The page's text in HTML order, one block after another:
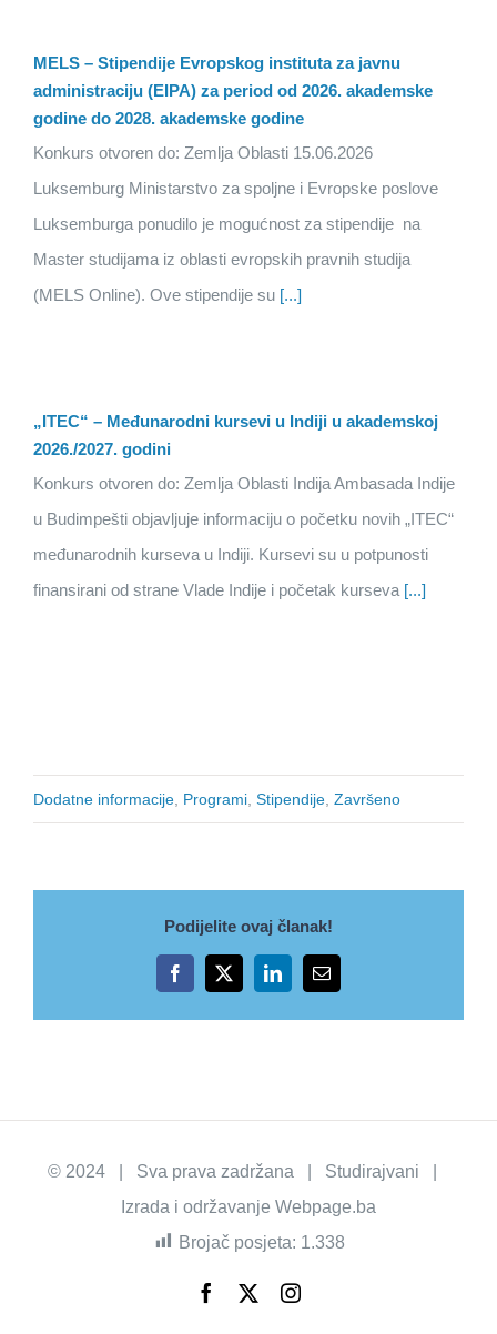
MELS – Stipendije Evropskog instituta za javnu
administraciju (EIPA) za period od 2026. akademske
godine do 2028. akademske godine
Konkurs otvoren do: Zemlja Oblasti 15.06.2026
Luksemburg Ministarstvo za spoljne i Evropske poslove
Luksemburga ponudilo je mogućnost za stipendije na
Master studijama iz oblasti evropskih pravnih studija
(MELS Online). Ove stipendije su [...]
„ITEC“ – Međunarodni kursevi u Indiji u akademskoj
2026./2027. godini
Konkurs otvoren do: Zemlja Oblasti Indija Ambasada Indije
u Budimpešti objavljuje informaciju o početku novih „ITEC“
međunarodnih kurseva u Indiji. Kursevi su u potpunosti
finansirani od strane Vlade Indije i početak kurseva [...]
Dodatne informacije, Programi, Stipendije, Završeno
Podijelite ovaj članak!
Facebook
X LinkedInEmail
© 2024 | Sva prava zadržana | Studirajvani |
Izrada i održavanje Webpage.ba
Brojač posjeta: 1.338
Facebook Instagram